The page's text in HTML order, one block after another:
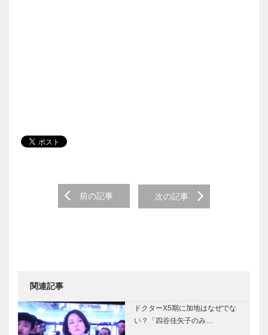
Post navigation
前の記事 次の記事
関連記事
ドクターX5期に加地はなぜでな
い？「四谷佳矢子のみ…